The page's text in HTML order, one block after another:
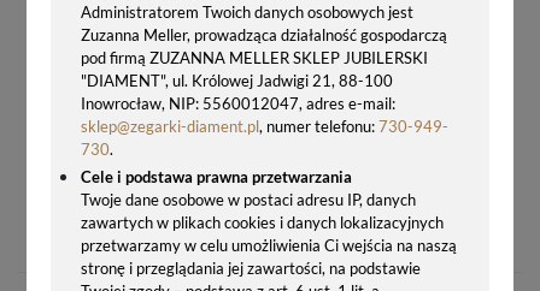
Administratorem Twoich danych osobowych jest
Zuzanna Meller, prowadząca działalność gospodarczą
pod firmą ZUZANNA MELLER SKLEP JUBILERSKI
"DIAMENT", ul. Królowej Jadwigi 21, 88-100
Inowrocław, NIP: 5560012047, adres e-mail:
sklep@zegarki-diament.pl, numer telefonu:730-949-
730.
Cele i podstawa prawna przetwarzania
Twoje dane osobowe w postaci adresu IP, danych
zawartych w plikach cookies i danych lokalizacyjnych
przetwarzamy w celu umożliwienia Ci wejścia na naszą
stronę i przeglądania jej zawartości, na podstawie
639,00 zł